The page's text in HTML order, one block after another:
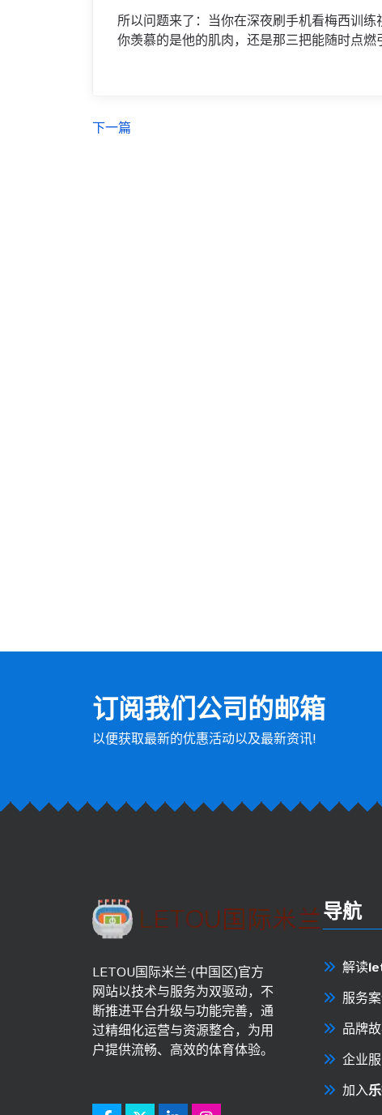
所以问题来了：当你在深夜刷手机看梅西训
你羡慕的是他的肌肉，还是那三把能随时点燃
下一篇
订阅我们公司的邮箱
以便获取最新的优惠活动以及最新资讯!
LETOU国际米兰·(中国区)官方
网站以技术与服务为双驱动，不
断推进平台升级与功能完善，通
过精细化运营与资源整合，为用
户提供流畅、高效的体育体验。
导航
解读
服务
品牌
企业
加入